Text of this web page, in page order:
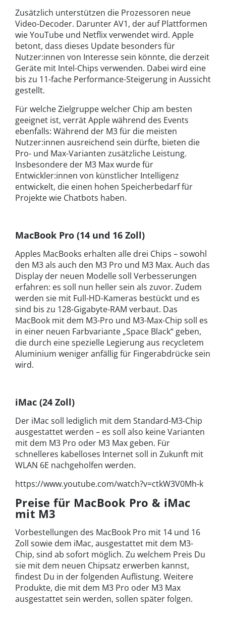
Zusätzlich unterstützen die Prozessoren neue
Video-Decoder. Darunter AV1, der auf Plattformen
wie YouTube und Netflix verwendet wird. Apple
betont, dass dieses Update besonders für
Nutzer:innen von Interesse sein könnte, die derzeit
Geräte mit Intel-Chips verwenden. Dabei wird eine
bis zu 11-fache Performance-Steigerung in Aussicht
gestellt.
Für welche Zielgruppe welcher Chip am besten
geeignet ist, verrät Apple während des Events
ebenfalls: Während der M3 für die meisten
Nutzer:innen ausreichend sein dürfte, bieten die
Pro- und Max-Varianten zusätzliche Leistung.
Insbesondere der M3 Max wurde für
Entwickler:innen von künstlicher Intelligenz
entwickelt, die einen hohen Speicherbedarf für
Projekte wie Chatbots haben.
MacBook Pro (14 und 16 Zoll)
Apples MacBooks erhalten alle drei Chips – sowohl
den M3 als auch den M3 Pro und M3 Max. Auch das
Display der neuen Modelle soll Verbesserungen
erfahren: es soll nun heller sein als zuvor. Zudem
werden sie mit Full-HD-Kameras bestückt und es
sind bis zu 128-Gigabyte-RAM verbaut. Das
MacBook mit dem M3-Pro und M3-Max-Chip soll es
in einer neuen Farbvariante „Space Black“ geben,
die durch eine spezielle Legierung aus recycletem
Aluminium weniger anfällig für Fingerabdrücke sein
wird.
iMac (24 Zoll)
Der iMac soll lediglich mit dem Standard-M3-Chip
ausgestattet werden – es soll also keine Varianten
mit dem M3 Pro oder M3 Max geben. Für
schnelleres kabelloses Internet soll in Zukunft mit
WLAN 6E nachgeholfen werden.
https://www.youtube.com/watch?v=ctkW3V0Mh-k
Preise für MacBook Pro & iMac
mit M3
Vorbestellungen des MacBook Pro mit 14 und 16
Zoll sowie dem iMac, ausgestattet mit dem M3-
Chip, sind ab sofort möglich. Zu welchem Preis Du
sie mit dem neuen Chipsatz erwerben kannst,
findest Du in der folgenden Auflistung. Weitere
Produkte, die mit dem M3 Pro oder M3 Max
ausgestattet sein werden, sollen später folgen.